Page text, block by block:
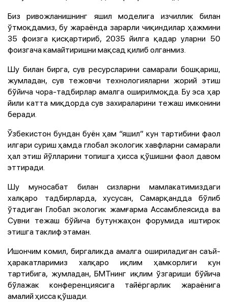
Биз ривожланишнинг яшил моделига изчиллик билан
ўтмоқдамиз, бу жараёнда зарарли чиқиндилар ҳажмини
35 фоизга қисқартириб, 2035 йилга қадар уларни 50
фоизгача камайтиришни мақсад қилиб олганмиз.
Шу билан бирга, сув ресурсларини самарали бошқариш,
жумладан, сув тежовчи технологияларни жорий этиш
бўйича чора-тадбирлар амалга оширилмоқда. Бу эса ҳар
йили катта миқдорда сув захираларини тежаш имконини
беради.
Ўзбекистон бундан буён ҳам “яшил” кун тартибини фаол
илгари суриш ҳамда глобал экологик хавфларни самарали
ҳал этиш йўлларини топишга ҳисса қўшишни фаол давом
эттиради.
Шу муносабат билан сизларни мамлакатимиздаги
халқаро тадбирларда, хусусан, Самарқандда бўлиб
ўтадиган Глобал экологик жамғарма Ассамблеясида ва
Сувни тежаш бўйича бутунжаҳон форумида иштирок
этишга таклиф этаман.
Ишончим комил, биргаликда амалга ошириладиган саъй-
ҳаракатларимиз халқаро иқлим ҳамкорлиги кун
тартибига, жумладан, БМТнинг иқлим ўзгариши бўйича
бўлажак конференциясига тайёргарлик жараёнига
амалий ҳисса қўшади.